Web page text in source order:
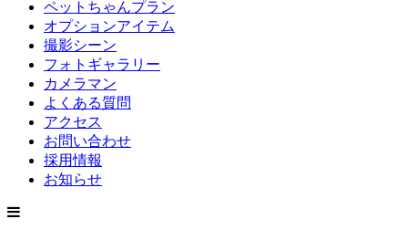
ペットちゃんプラン
オプションアイテム
撮影シーン
フォトギャラリー
カメラマン
よくある質問
アクセス
お問い合わせ
採用情報
お知らせ